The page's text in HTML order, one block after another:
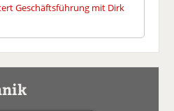
Geschäftsführung mit Dirk